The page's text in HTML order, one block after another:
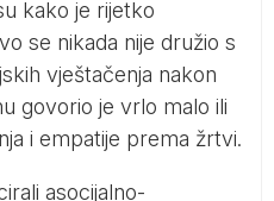
kako je rijetko
se nikada nije družio s
vještačenja nakon
govorio je vrlo malo ili
i empatije prema žrtvi.
asocijalno-